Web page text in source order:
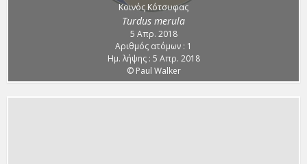
Κοινός Κότσυφας
Turdus merula
5 Απρ. 2018
Αριθμός ατόμων : 1
Ημ. λήψης : 5 Απρ. 2018
© Paul Walker